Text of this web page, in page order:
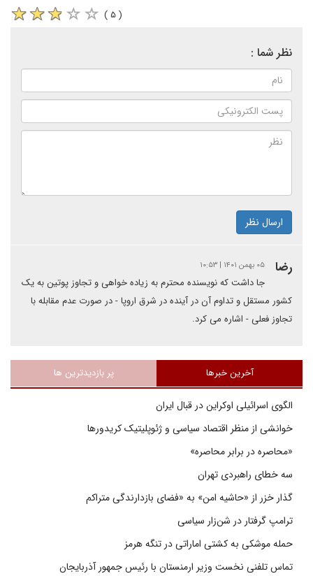
( ۵ )
نظر شما :
ارسال نظر
رضا ۰۵ بهمن ۱۴۰۱ | ۱۰:۵۳
جا داشت که نویسنده محترم به زیاده خواهی و تجاوز پوتین به یک
کشور مستقل و تداوم آن در آینده در شرق اروپا - در صورت عدم مقابله با
تجاوز فعلی - اشاره می کرد.
آخرین خبرها پر بازدیدترین ها
الگوی اسرائیلی اوکراین در قبال ایران
خوانشی از منظر اقتصاد سیاسی و ژئوپلیتیک کریدورها
«محاصره در برابر محاصره»
سه خطای راهبردی تهران
گذار خزر از «حاشیه امن» به «فضای بازدارندگی متراکم
ترامپ گرفتار در شن‌زار سیاسی
حمله موشکی به کشتی اماراتی در تنگه هرمز
تماس تلفنی نخست وزیر ارمنستان با رئیس جمهور آذربایجان